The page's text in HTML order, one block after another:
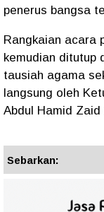
penerus bangsa
Rangkaian acara
kemudian ditutup
tausiah agama
langsung oleh
Abdul Hamid Zaid
Sebarkan: